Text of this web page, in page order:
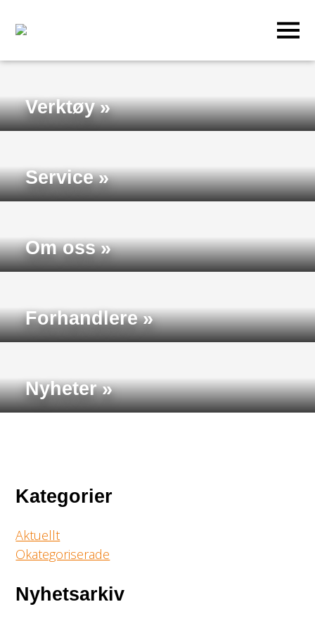
Verktøy
Service
Om oss
Forhandlere
Nyheter
Kategorier
Aktuellt
Okategoriserade
Nyhetsarkiv